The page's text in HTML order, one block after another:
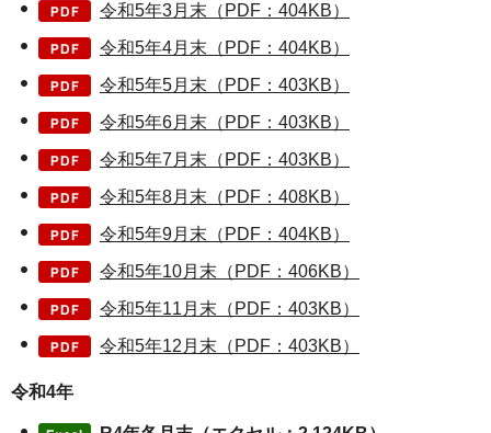
令和5年3月末（PDF：404KB）
令和5年4月末（PDF：404KB）
令和5年5月末（PDF：403KB）
令和5年6月末（PDF：403KB）
令和5年7月末（PDF：403KB）
令和5年8月末（PDF：408KB）
令和5年9月末（PDF：404KB）
令和5年10月末（PDF：406KB）
令和5年11月末（PDF：403KB）
令和5年12月末（PDF：403KB）
令和4年